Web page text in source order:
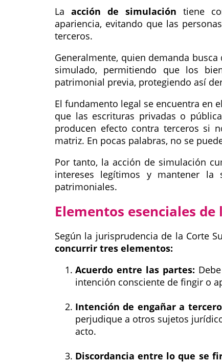
La acción de simulación tiene
apariencia, evitando que las
terceros.
Generalmente, quien demanda
simulado, permitiendo que los
patrimonial previa, protegiendo así
El fundamento legal se encuentra en
que las escrituras privadas o
producen efecto contra terceros si
matriz. En pocas palabras, no se
Por tanto, la acción de simulación
intereses legítimos y mantener la
patrimoniales.
Elementos esenciales
Según la jurisprudencia de la Corte
concurrir tres elementos:
Acuerdo entre las partes:
intención consciente de fingir o
Intención de engañar a
perjudique a otros sujetos
acto.
Discordancia entre lo que se